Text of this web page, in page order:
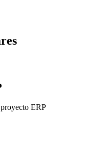
ERP